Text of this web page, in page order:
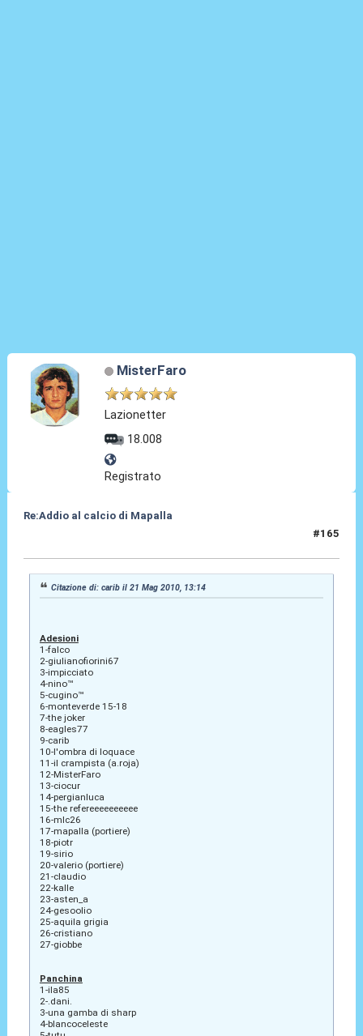
MisterFaro
Lazionetter
18.008
Registrato
Re:Addio al calcio di Mapalla
#165
Citazione di: carib il 21 Mag 2010, 13:14
Adesioni
1-falco
2-giulianofiorini67
3-impicciato
4-nino™
5-cugino™
6-monteverde 15-18
7-the joker
8-eagles77
9-carib
10-l'ombra di loquace
11-il crampista (a.roja)
12-MisterFaro
13-ciocur
14-pergianluca
15-the refereeeeeeeeee
16-mlc26
17-mapalla (portiere)
18-piotr
19-sirio
20-valerio (portiere)
21-claudio
22-kalle
23-asten_a
24-gesoolio
25-aquila grigia
26-cristiano
27-giobbe
Panchina
1-ila85
2-.dani.
3-una gamba di sharp
4-blancoceleste